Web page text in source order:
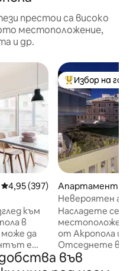
престои са високо
местоположение,
и др.
Средна оценка: 4,95 от 5,
4,95 (397)
към
в
да
е
2018
и
Най-популярен
Избор на
Апартамент –
Невероятен
Акропола с
Насладете се
от Акропола и
Отседнете в
само на 250 м
от музея на
във